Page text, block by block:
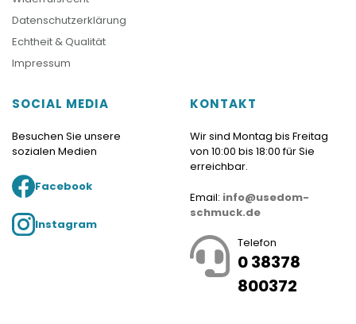
Datenschutzerklärung
Echtheit & Qualität
Impressum
SOCIAL MEDIA
Besuchen Sie unsere
sozialen Medien
Facebook
Instagram
KONTAKT
Wir sind Montag bis Freitag
von 10:00 bis 18:00 für Sie
erreichbar.
Email: info@usedom-
schmuck.de
Telefon
0 38378
800372